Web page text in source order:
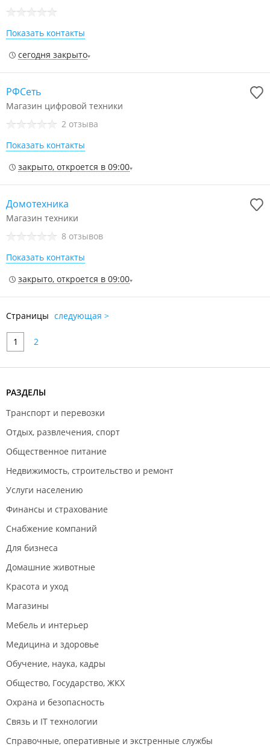
Показать контакты
сегодня закрыто
РФСеть
Магазин цифровой техники
2 отзыва
Показать контакты
закрыто, откроется в 09:00
Домотехника
Магазин техники
8 отзывов
Показать контакты
закрыто, откроется в 09:00
Страницы следующая >
1 2
РАЗДЕЛЫ
Транспорт и перевозки
Отдых, развлечения, спорт
Общественное питание
Недвижимость, строительство и ремонт
Услуги населению
Финансы и страхование
Снабжение компаний
Для бизнеса
Домашние животные
Красота и уход
Магазины
Мебель и интерьер
Медицина и здоровье
Обучение, наука, кадры
Общество, Государство, ЖКХ
Охрана и безопасность
Связь и IT технологии
Справочные, оперативные и экстренные службы